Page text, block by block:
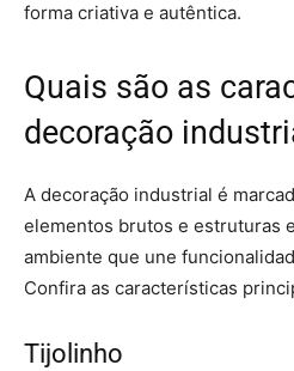
forma criativa e autêntica.
Quais são as
decoração
A decoração industrial é
elementos brutos e estruturas
ambiente que une
Confira as características
Tijolinho